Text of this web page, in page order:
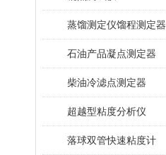
蒸馏测定仪馏程测定器
石油产品凝点测定器
柴油冷滤点测定器
超越型粘度分析仪
落球双管快速粘度计